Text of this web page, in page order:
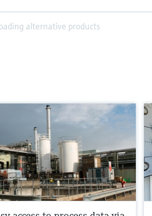
alternative products